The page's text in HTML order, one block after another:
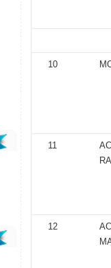
10
11
12